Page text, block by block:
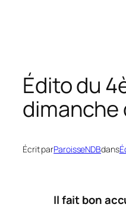
Édito du
dimanche
Écrit parParoisseNDBdans
Il fait bon